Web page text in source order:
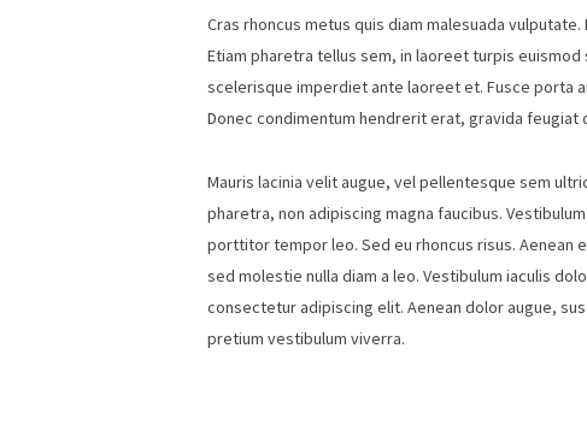
Cras rhoncus metus quis diam malesuada
Etiam pharetra tellus sem, in laoreet turpis
scelerisque imperdiet ante laoreet et. Fusce porta
Donec condimentum hendrerit erat, gravida feugiat
Mauris lacinia velit augue, vel pellentesque sem
pharetra, non adipiscing magna faucibus.
porttitor tempor leo. Sed eu rhoncus risus. Aenean
sed molestie nulla diam a leo. Vestibulum iaculis
consectetur adipiscing elit. Aenean dolor augue,
pretium vestibulum viverra.